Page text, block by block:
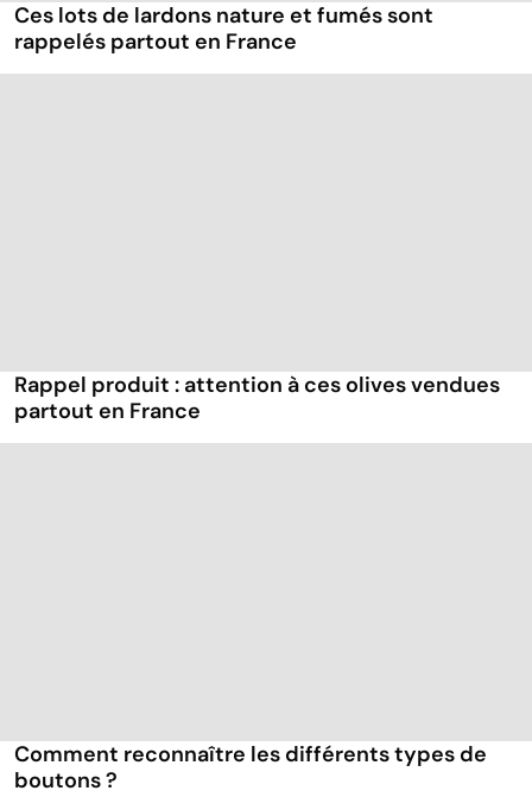
Ces lots de lardons nature et fumés sont
rappelés partout en France
Rappel produit : attention à ces olives vendues
partout en France
Comment reconnaître les différents types de
boutons ?